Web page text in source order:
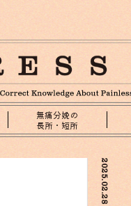
無痛分娩の
長所・短所
2025.02.28